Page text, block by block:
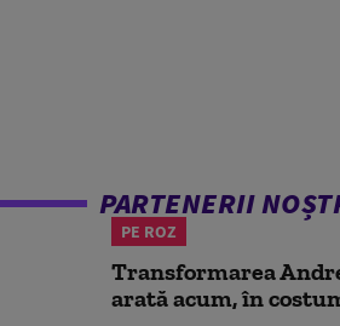
PARTENERII
PE ROZ
Transformarea
arată acum, în